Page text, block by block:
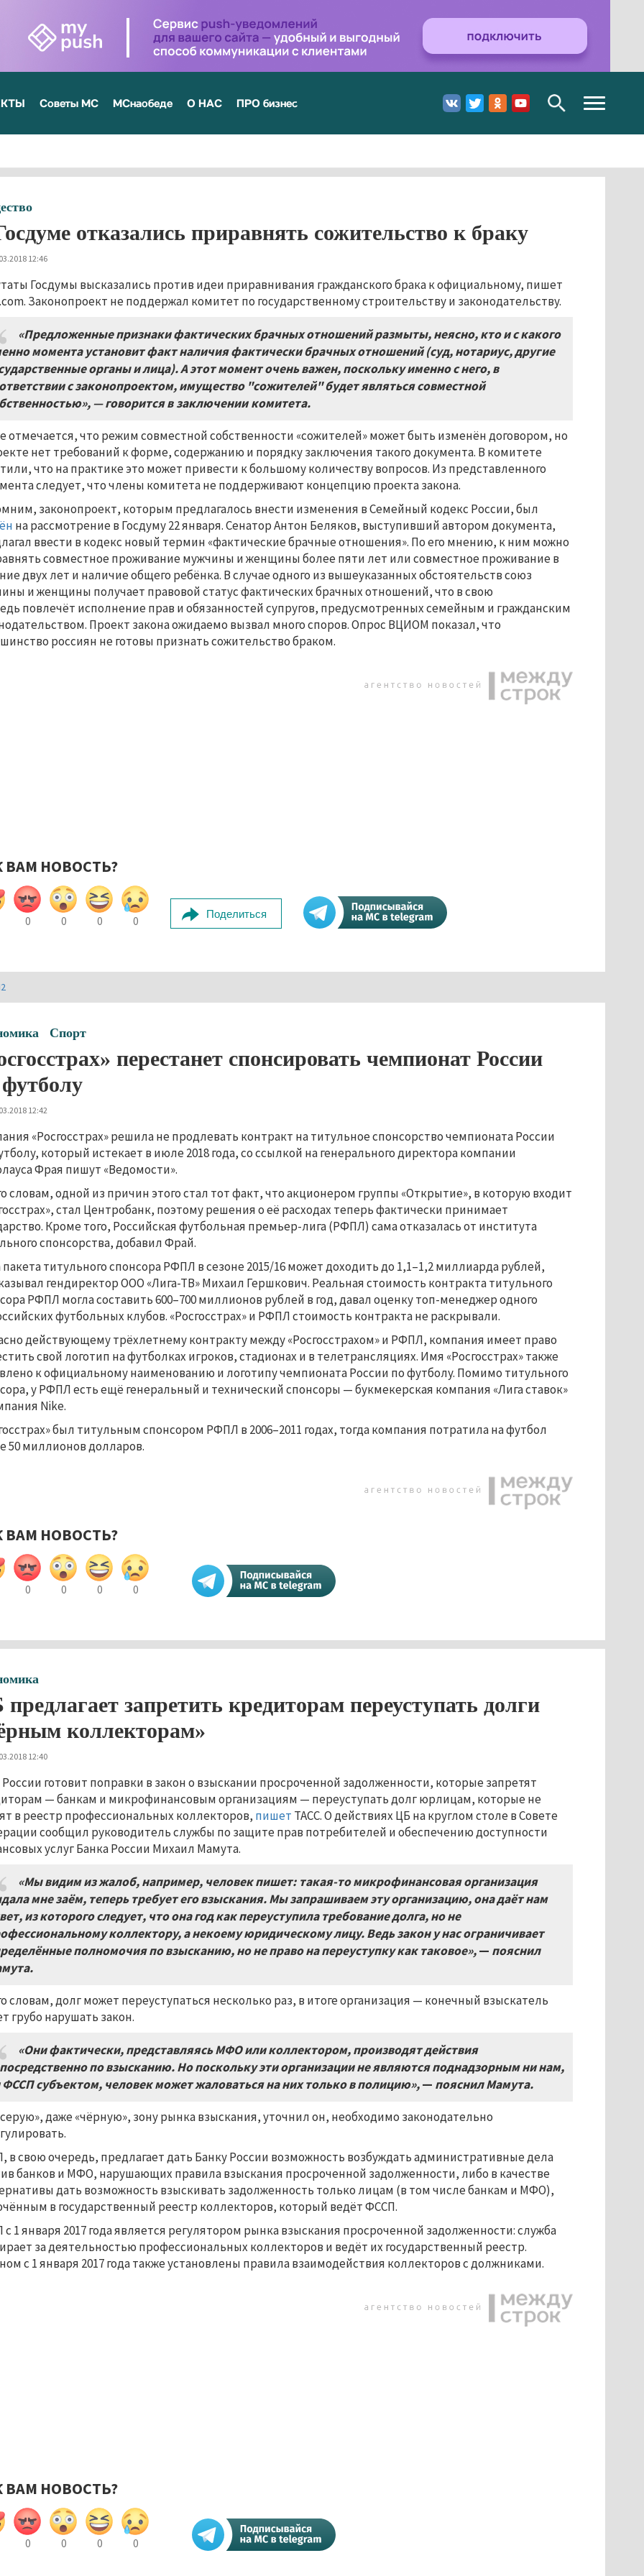
Советы МС МСнаобеде О НАС ПРО бизнес
Toggle
navigation
отказались приравнять сожительство к браку
12:46
Госдумы высказались против идеи приравнивания гражданского брака к официальному, пишет
Законопроект не поддержал комитет по государственному строительству и законодательству.
«Предложенные признаки фактических брачных отношений размыты, неясно, кто и с какого
момента установит факт наличия фактически брачных отношений (суд, нотариус, другие
органы и лица). А этот момент очень важен, поскольку именно с него, в
с законопроектом, имущество "сожителей" будет являться совместной
— говорится в заключении комитета.
отмечается, что режим совместной собственности «сожителей» может быть изменён договором, но
нет требований к форме, содержанию и порядку заключения такого документа. В комитете
что на практике это может привести к большому количеству вопросов. Из представленного
следует, что члены комитета не поддерживают концепцию проекта закона.
законопроект, которым предлагалось внести изменения в Семейный кодекс России, был
на рассмотрение в Госдуму 22 января. Сенатор Антон Беляков, выступивший автором документа,
ввести в кодекс новый термин «фактические брачные отношения». По его мнению, к ним можно
совместное проживание мужчины и женщины более пяти лет или совместное проживание в
двух лет и наличие общего ребёнка. В случае одного из вышеуказанных обстоятельств союз
и женщины получает правовой статус фактических брачных отношений, что в свою
повлечёт исполнение прав и обязанностей супругов, предусмотренных семейным и гражданским
Проект закона ожидаемо вызвал много споров. Опрос ВЦИОМ показал, что
россиян не готовы признать сожительство браком.
ВАМ НОВОСТЬ?
0 0 0 0
Поделиться
Спорт
перестанет спонсировать чемпионат России
12:42
«Росгосстрах» решила не продлевать контракт на титульное спонсорство чемпионата России
который истекает в июле 2018 года, со ссылкой на генерального директора компании
Фрая пишут «Ведомости».
словам, одной из причин этого стал тот факт, что акционером группы «Открытие», в которую входит
стал Центробанк, поэтому решения о её расходах теперь фактически принимает
Кроме того, Российская футбольная премьер-лига (РФПЛ) сама отказалась от института
спонсорства, добавил Фрай.
титульного спонсора РФПЛ в сезоне 2015/16 может доходить до 1,1–1,2 миллиарда рублей,
гендиректор ООО «Лига-ТВ» Михаил Гершкович. Реальная стоимость контракта титульного
РФПЛ могла составить 600–700 миллионов рублей в год, давал оценку топ-менеджер одного
футбольных клубов. «Росгосстрах» и РФПЛ стоимость контракта не раскрывали.
действующему трёхлетнему контракту между «Росгосстрахом» и РФПЛ, компания имеет право
свой логотип на футболках игроков, стадионах и в телетрансляциях. Имя «Росгосстрах» также
к официальному наименованию и логотипу чемпионата России по футболу. Помимо титульного
у РФПЛ есть ещё генеральный и технический спонсоры — букмекерская компания «Лига ставок»
Nike.
был титульным спонсором РФПЛ в 2006–2011 годах, тогда компания потратила на футбол
50 миллионов долларов.
ВАМ НОВОСТЬ?
0 0 0 0
запретить кредиторам переуступать долги
коллекторам»
12:40
России готовит поправки в закон о взыскании просроченной задолженности, которые запретят
— банкам и микрофинансовым организациям — переуступать долг юрлицам, которые не
в реестр профессиональных коллекторов, пишет ТАСС. О действиях ЦБ на круглом столе в Совете
сообщил руководитель службы по защите прав потребителей и обеспечению доступности
услуг Банка России Михаил Мамута.
«Мы видим из жалоб, например, человек пишет: такая-то микрофинансовая организация
мне заём, теперь требует его взыскания. Мы запрашиваем эту организацию, она даёт нам
из которого следует, что она год как переуступила требование долга, но не
коллектору, а некоему юридическому лицу. Ведь закон у нас ограничивает
полномочия по взысканию, но не право на переуступку как таковое»,— пояснил
словам, долг может переуступаться несколько раз, в итоге организация — конечный взыскатель
грубо нарушать закон.
«Они фактически, представляясь МФО или коллектором, производят действия
по взысканию. Но поскольку эти организации не являются поднадзорным ни нам,
ФССП субъектом, человек может жаловаться на них только в полицию»,— пояснил Мамута.
даже «чёрную», зону рынка взыскания, уточнил он, необходимо законодательно
в свою очередь, предлагает дать Банку России возможность возбуждать административные дела
банков и МФО, нарушающих правила взыскания просроченной задолженности, либо в качестве
дать возможность взыскивать задолженность только лицам (в том числе банкам и МФО),
в государственный реестр коллекторов, который ведёт ФССП.
1 января 2017 года является регулятором рынка взыскания просроченной задолженности: служба
за деятельностью профессиональных коллекторов и ведёт их государственный реестр.
с 1 января 2017 года также установлены правила взаимодействия коллекторов с должниками.
ВАМ НОВОСТЬ?
0 0 0 0